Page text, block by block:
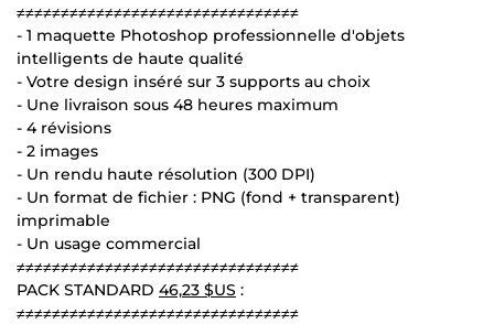
≠≠≠≠≠≠≠≠≠≠≠≠≠≠≠≠≠≠≠≠≠≠≠≠≠≠≠≠≠≠≠≠
- 1 maquette Photoshop professionnelle d'objets
intelligents de haute qualité
- Votre design inséré sur 3 supports au choix
- Une livraison sous 48 heures maximum
- 4 révisions
- 2 images
- Un rendu haute résolution (300 DPI)
- Un format de fichier : PNG (fond + transparent)
imprimable
- Un usage commercial
≠≠≠≠≠≠≠≠≠≠≠≠≠≠≠≠≠≠≠≠≠≠≠≠≠≠≠≠≠≠≠≠
PACK STANDARD 46,23 $US :
≠≠≠≠≠≠≠≠≠≠≠≠≠≠≠≠≠≠≠≠≠≠≠≠≠≠≠≠≠≠≠≠